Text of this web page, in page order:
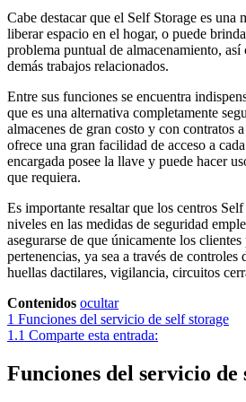
Cabe destacar que el Self Storage es una
liberar espacio en el hogar, o puede
problema puntual de almacenamiento,
demás trabajos relacionados.
Entre sus funciones se encuentra
que es una alternativa completamente
almacenes de gran costo y con contratos
ofrece una gran facilidad de acceso a
encargada posee la llave y puede hacer
que requiera.
Es importante resaltar que los centros
niveles en las medidas de seguridad
asegurarse de que únicamente los clientes
pertenencias, ya sea a través de controles
huellas dactilares, vigilancia, circuitos
Contenidos ocultar
1 Funciones del servicio de self storage
1.1 Comparte esta entrada:
Funciones del servicio de